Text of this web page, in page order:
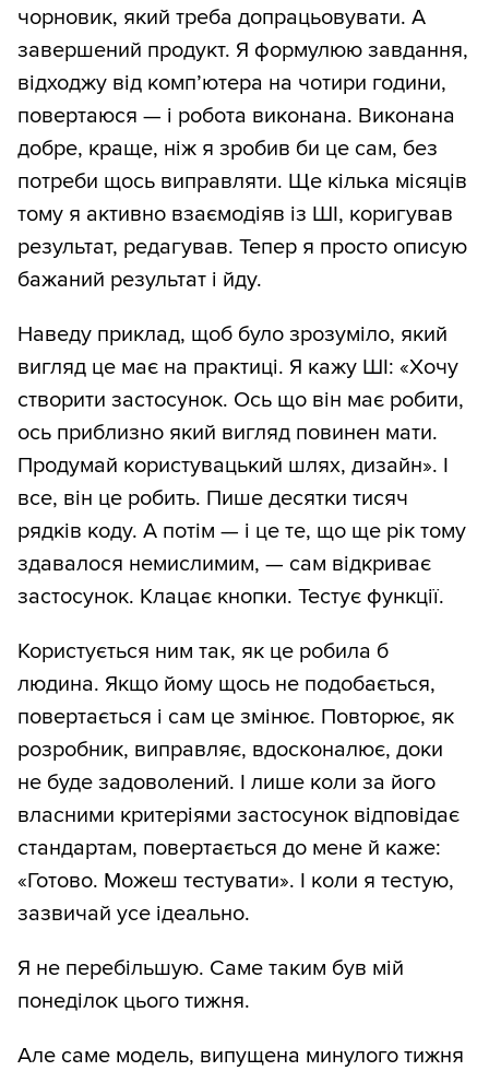
чорновик, який треба допрацьовувати. А
завершений продукт. Я формулюю завдання,
відходжу від комп’ютера на чотири години,
повертаюся — і робота виконана. Виконана
добре, краще, ніж я зробив би це сам, без
потреби щось виправляти. Ще кілька місяців
тому я активно взаємодіяв із ШІ, коригував
результат, редагував. Тепер я просто описую
бажаний результат і йду.
Наведу приклад, щоб було зрозуміло, який
вигляд це має на практиці. Я кажу ШІ: «Хочу
створити застосунок. Ось що він має робити,
ось приблизно який вигляд повинен мати.
Продумай користувацький шлях, дизайн». І
все, він це робить. Пише десятки тисяч
рядків коду. А потім — і це те, що ще рік тому
здавалося немислимим, — сам відкриває
застосунок. Клацає кнопки. Тестує функції.
Користується ним так, як це робила б
людина. Якщо йому щось не подобається,
повертається і сам це змінює. Повторює, як
розробник, виправляє, вдосконалює, доки
не буде задоволений. І лише коли за його
власними критеріями застосунок відповідає
стандартам, повертається до мене й каже:
«Готово. Можеш тестувати». І коли я тестую,
зазвичай усе ідеально.
Я не перебільшую. Саме таким був мій
понеділок цього тижня.
Але саме модель, випущена минулого тижня